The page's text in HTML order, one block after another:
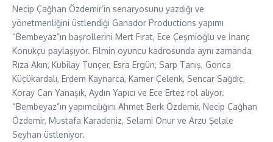
Necip Çağhan Özdemir’in senaryosunu yazdığı ve
yönetmenliğini üstlendiği Ganador Productions yapımı
“Bembeyaz”ın başrollerini Mert Fırat, Ece Çeşmioğlu ve İnanç
Konukçu paylaşıyor. Filmin oyuncu kadrosunda aynı zamanda
Rıza Akın, Kubilay Tunçer, Esra Ergün, Sarp Tanış, Gonca
Küçükardalı, Erdem Kaynarca, Kamer Çelenk, Sencar Sağdıç,
Koray Can Yanaşık, Aydın Yapıcı ve Ece Ertez rol alıyor.
“Bembeyaz”ın yapımcılığını Ahmet Berk Özdemir, Necip Çağhan
Özdemir, Mustafa Karadeniz, Selami Onur ve Arzu Şelale
Seyhan üstleniyor.